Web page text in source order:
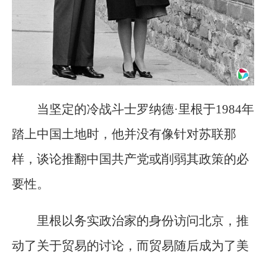
当坚定的冷战斗士罗纳德·里根于1984年
踏上中国土地时，他并没有像针对苏联那
样，谈论推翻中国共产党或削弱其政策的必
要性。
里根以务实政治家的身份访问北京，推
动了关于贸易的讨论，而贸易随后成为了美